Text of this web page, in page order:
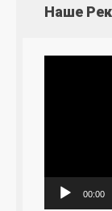
Наше
00:00